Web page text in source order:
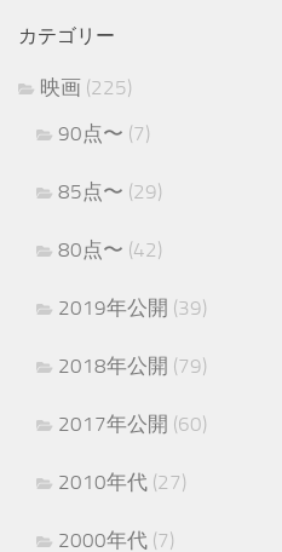
カテゴリー
映画 (225)
90点〜 (7)
85点〜 (29)
80点〜 (42)
2019年公開 (39)
2018年公開 (79)
2017年公開 (60)
2010年代 (27)
2000年代 (7)